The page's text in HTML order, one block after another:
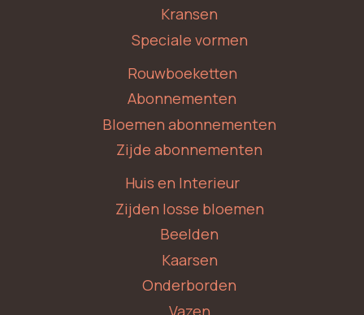
Kransen
Speciale vormen
Rouwboeketten
Abonnementen
Bloemen abonnementen
Zijde abonnementen
Huis en Interieur
Zijden losse bloemen
Beelden
Kaarsen
Onderborden